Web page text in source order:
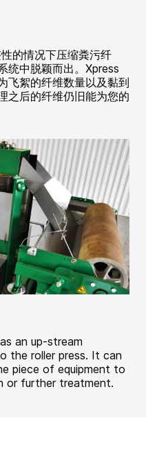
的情况下压缩粪污纤
统中脱颖而出。Xpress
飞絮的纤维数量以及黏到
之后的纤维仍旧能为您的
an up-stream
the roller press. It can
piece of equipment to
or further treatment.